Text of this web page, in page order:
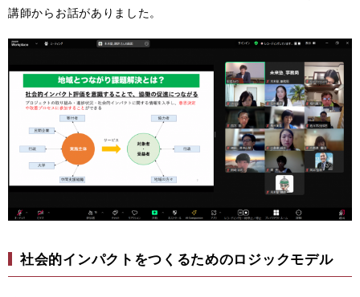
講師からお話がありました。
社会的インパクトをつくるためのロジックモデル